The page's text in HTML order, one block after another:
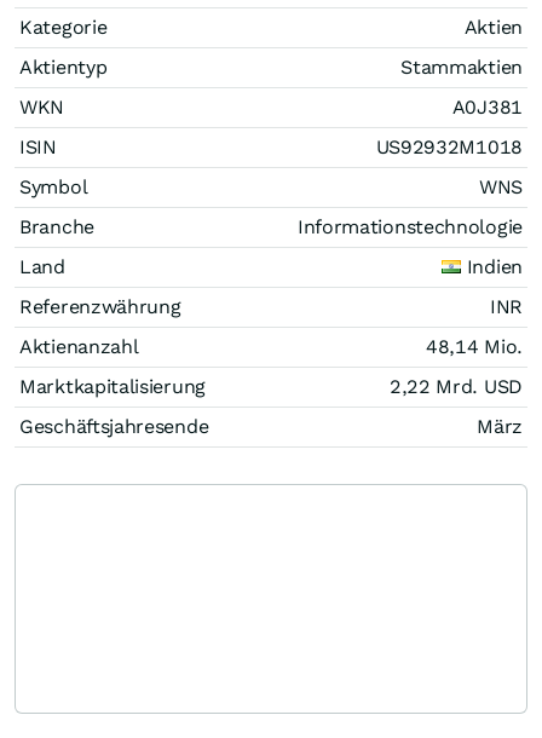
Kategorie
Aktien
Aktientyp
Stammaktien
WKN
A0J381
ISIN
US92932M1018
Symbol
WNS
Branche
Informationstechnologie
Land
Indien
Referenzwährung
INR
Aktienanzahl
48,14 Mio.
Marktkapitalisierung
2,22 Mrd. USD
Geschäftsjahresende
März